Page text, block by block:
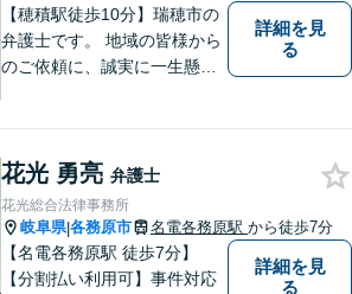
【穂積駅徒歩10分】瑞穂市の
弁護士です。 地域の皆様から
のご依頼に、誠実に一生懸命
はじめとする民事事件に対応
してきました。お気軽にお電
話ください【駐車場完備】
詳細を見
る
花光 勇亮 弁護士
花光総合法律事務所
岐阜県|各務原市 名電各務原駅 から徒歩7分
【名電各務原駅 徒歩7分】
【分割払い利用可】事件対応
詳細を見
る